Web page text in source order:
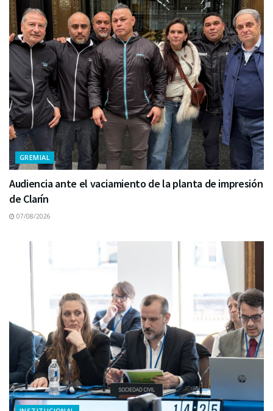
GREMIAL
Audiencia ante el vaciamiento de la planta de impresión
de Clarín
07/08/2026